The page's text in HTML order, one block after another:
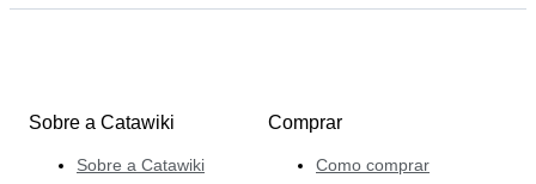
Sobre a Catawiki
Sobre a Catawiki
Comprar
Como comprar